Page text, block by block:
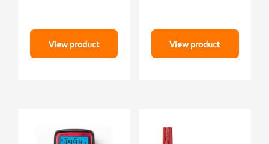
View product View product